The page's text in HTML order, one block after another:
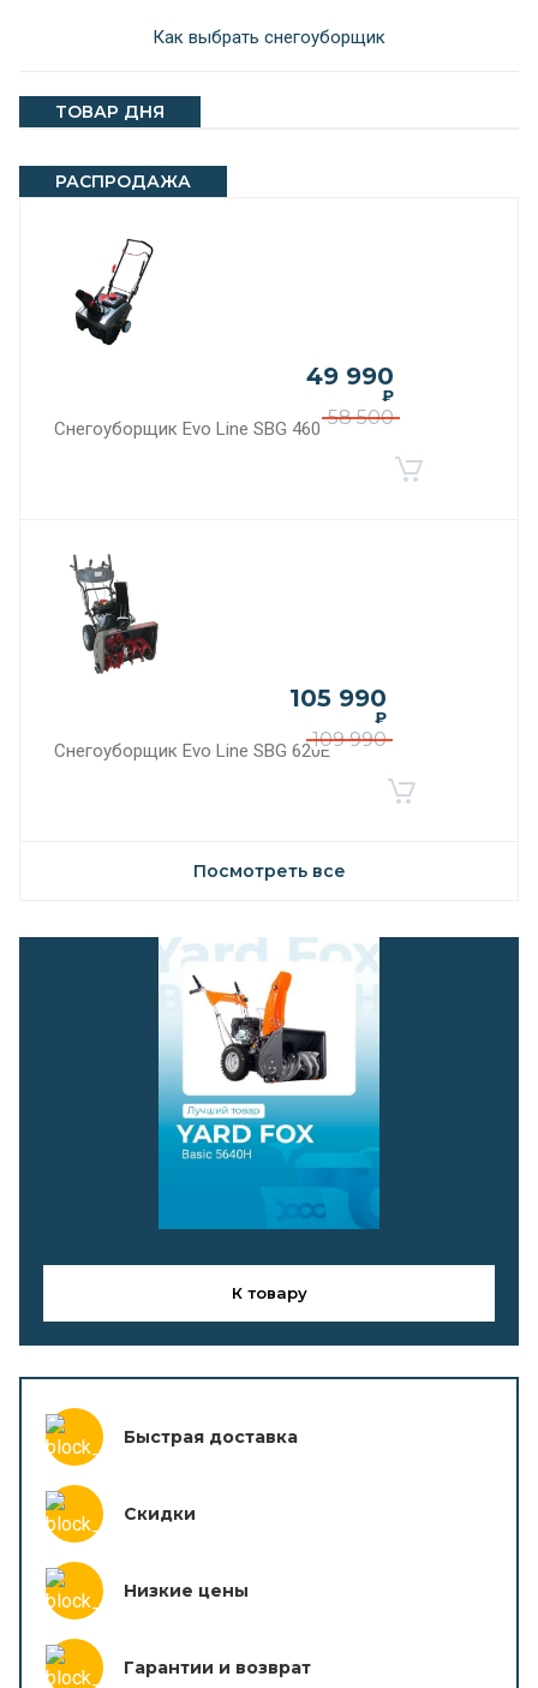
ТОВАР ДНЯ
РАСПРОДАЖА
Снегоуборщик Evo Line SBG 460 58 500
49 990
₽
Снегоуборщик Evo Line SBG 620E109 990
105 990
₽
Посмотреть все
К товару
Как выбрать снегоуборщик
Быстрая доставка
Скидки
Низкие цены
Гарантии и возврат